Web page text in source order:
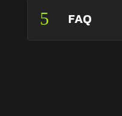
5 FAQ